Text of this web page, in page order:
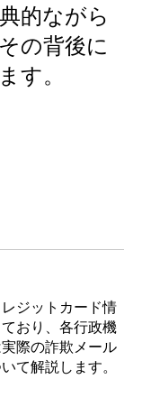
的ながら
の背後に
す。
ジットカード情
おり、 各行政機
際の詐欺メール
て解説します。